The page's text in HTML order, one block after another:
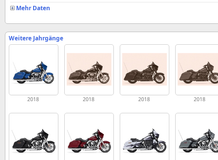
Mehr Daten
Weitere Jahrgänge
2018 2018 2018 2018